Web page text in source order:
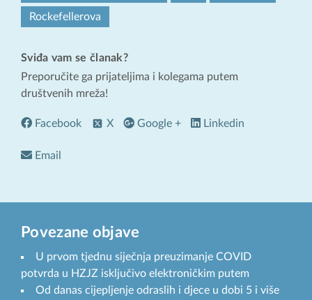
Rockefellerova
Sviđa vam se članak?
Preporučite ga prijateljima i kolegama putem
društvenih mreža!
Facebook X Google + Linkedin
Email
Povezane objave
U prvom tjednu siječnja preuzimanje COVID
potvrda u HZJZ isključivo elektroničkim putem
Od danas cijepljenje odraslih i djece u dobi 5 i više